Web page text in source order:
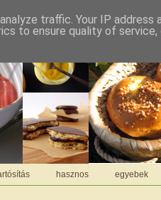
hasznos egyebek
traffic. Your IP address
to ensure quality of service,